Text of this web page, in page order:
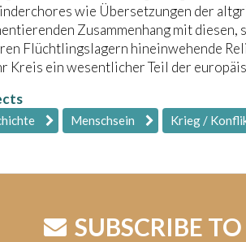
wie Übersetzungen der
Zusammenhang mit
Flüchtlingslagern hineinwehende
Kreis ein wesentlicher Teil der
Menschsein Krieg /
SUBSCRIBE